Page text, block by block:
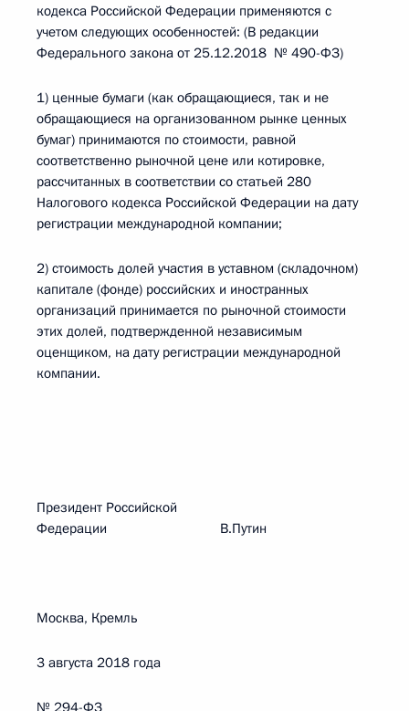
кодекса Российской Федерации применяются с
учетом следующих особенностей: (В редакции
Федерального закона от 25.12.2018 № 490-ФЗ)
1) ценные бумаги (как обращающиеся, так и не
обращающиеся на организованном рынке ценных
бумаг) принимаются по стоимости, равной
соответственно рыночной цене или котировке,
рассчитанных в соответствии со статьей 280
Налогового кодекса Российской Федерации на дату
регистрации международной компании;
2) стоимость долей участия в уставном (складочном)
капитале (фонде) российских и иностранных
организаций принимается по рыночной стоимости
этих долей, подтвержденной независимым
оценщиком, на дату регистрации международной
компании.
Президент Российской
Федерации В.Путин
Москва, Кремль
3 августа 2018 года
№ 294-ФЗ